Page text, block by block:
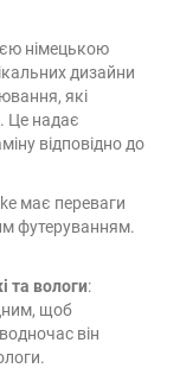
німецькою
дизайни
які
Це надає
відповідно до
має переваги
футеруванням.
та вологи:
щоб
він